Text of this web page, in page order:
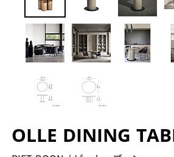
OLLE DINING